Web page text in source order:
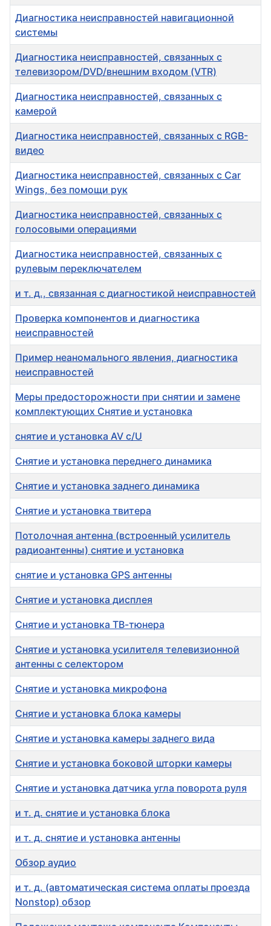
Диагностика неисправностей навигационной
системы
Диагностика неисправностей, связанных с
телевизором/DVD/внешним входом (VTR)
Диагностика неисправностей, связанных с
камерой
Диагностика неисправностей, связанных с RGB-
видео
Диагностика неисправностей, связанных с Car
Wings, без помощи рук
Диагностика неисправностей, связанных с
голосовыми операциями
Диагностика неисправностей, связанных с
рулевым переключателем
и т. д., связанная с диагностикой неисправностей
Проверка компонентов и диагностика
неисправностей
Пример неаномального явления, диагностика
неисправностей
Меры предосторожности при снятии и замене
комплектующих Снятие и установка
снятие и установка AV c/U
Снятие и установка переднего динамика
Снятие и установка заднего динамика
Снятие и установка твитера
Потолочная антенна (встроенный усилитель
радиоантенны) снятие и установка
снятие и установка GPS антенны
Снятие и установка дисплея
Снятие и установка ТВ-тюнера
Снятие и установка усилителя телевизионной
антенны с селектором
Снятие и установка микрофона
Снятие и установка блока камеры
Снятие и установка камеры заднего вида
Снятие и установка боковой шторки камеры
Снятие и установка датчика угла поворота руля
и т. д. снятие и установка блока
и т. д. снятие и установка антенны
Обзор аудио
и т. д. (автоматическая система оплаты проезда
Nonstop) обзор